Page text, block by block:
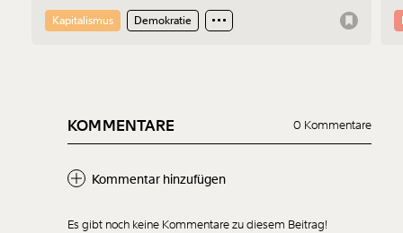
Kronstorf“ Harald Müllner erklärt im Interview, wo die
Probleme liegen und was er sich vom Protest erhofft.
Kapitalismus Demokratie
KOMMENTARE 0 Kommentare
Kommentar hinzufügen
Es gibt noch keine Kommentare zu diesem Beitrag!